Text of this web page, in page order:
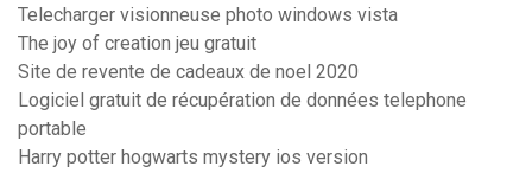
Telecharger visionneuse photo windows vista
The joy of creation jeu gratuit
Site de revente de cadeaux de noel 2020
Logiciel gratuit de récupération de données telephone
portable
Harry potter hogwarts mystery ios version